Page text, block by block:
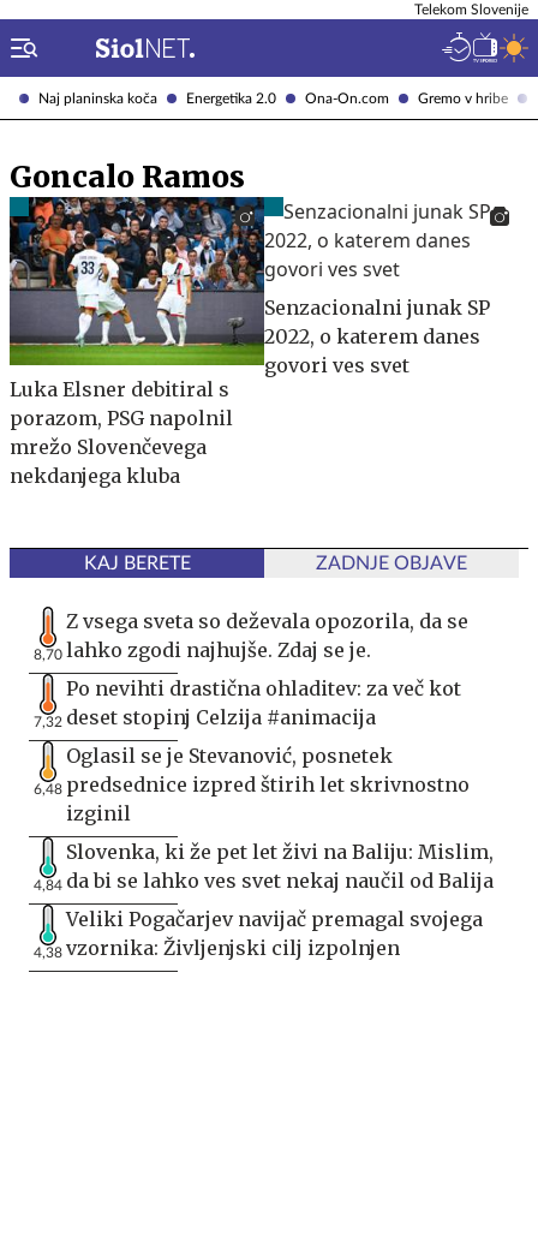
Naj planinska koča Energetika 2.0 Ona-On.com Gremo v hribe
Telekom Slovenije
Goncalo Ramos
Luka Elsner debitiral s
porazom, PSG napolnil
mrežo Slovenčevega
nekdanjega kluba
Senzacionalni junak SP
2022, o katerem danes
govori ves svet
KAJ BERETE ZADNJE OBJAVE
8,70
Z vsega sveta so deževala opozorila, da se
lahko zgodi najhujše. Zdaj se je.
7,32
Po nevihti drastična ohladitev: za več kot
deset stopinj Celzija #animacija
6,48
Oglasil se je Stevanović, posnetek
predsednice izpred štirih let skrivnostno
izginil
4,84
Slovenka, ki že pet let živi na Baliju: Mislim,
da bi se lahko ves svet nekaj naučil od Balija
4,38
Veliki Pogačarjev navijač premagal svojega
vzornika: Življenjski cilj izpolnjen